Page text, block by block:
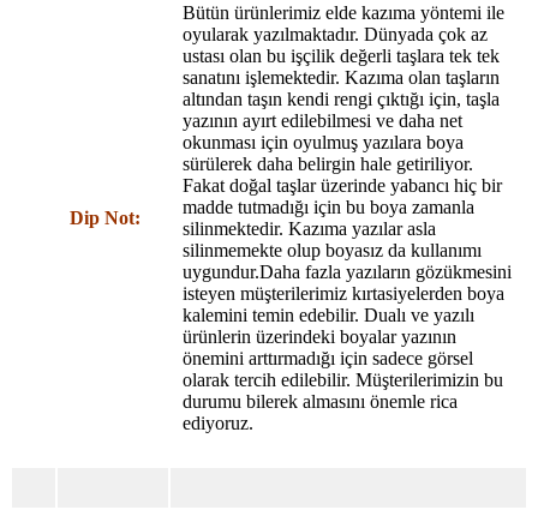
Dip Not:
Bütün ürünlerimiz elde kazıma yöntemi ile
oyularak yazılmaktadır. Dünyada çok az
ustası olan bu işçilik değerli taşlara tek tek
sanatını işlemektedir. Kazıma olan taşların
altından taşın kendi rengi çıktığı için, taşla
yazının ayırt edilebilmesi ve daha net
okunması için oyulmuş yazılara boya
sürülerek daha belirgin hale getiriliyor.
Fakat doğal taşlar üzerinde yabancı hiç bir
madde tutmadığı için bu boya zamanla
silinmektedir. Kazıma yazılar asla
silinmemekte olup boyasız da kullanımı
uygundur.Daha fazla yazıların gözükmesini
isteyen müşterilerimiz kırtasiyelerden boya
kalemini temin edebilir. Dualı ve yazılı
ürünlerin üzerindeki boyalar yazının
önemini arttırmadığı için sadece görsel
olarak tercih edilebilir. Müşterilerimizin bu
durumu bilerek almasını önemle rica
ediyoruz.